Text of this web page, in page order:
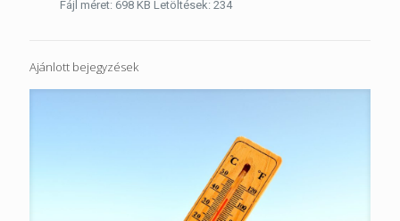
Fájl méret: 698 KB Letöltések: 234
Ajánlott bejegyzések